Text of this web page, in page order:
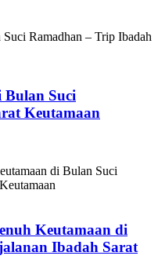
Bulan Suci
Keutamaan
Keutamaan di
Ibadah Sarat